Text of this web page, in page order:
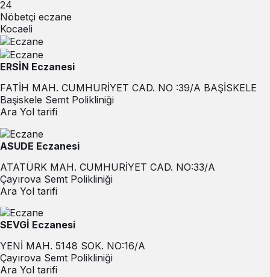
24
Nöbetçi eczane
Kocaeli
ERSİN Eczanesi
FATİH MAH. CUMHURİYET CAD. NO :39/A BAŞİSKELE
Başiskele Semt Polikliniği
Ara Yol tarifi
ASUDE Eczanesi
ATATÜRK MAH. CUMHURİYET CAD. NO:33/A
Çayırova Semt Polikliniği
Ara Yol tarifi
SEVGİ Eczanesi
YENİ MAH. 5148 SOK. NO:16/A
Çayırova Semt Polikliniği
Ara Yol tarifi